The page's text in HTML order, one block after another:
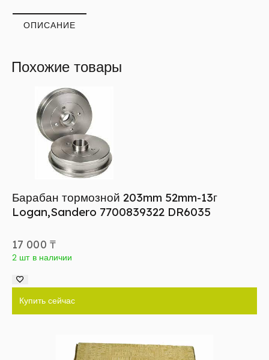
ОПИСАНИЕ
Похожие товары
Барабан тормозной 203mm 52mm-13г
Logan,Sandero 7700839322 DR6035
17 000 ₸
2 шт в наличии
Купить сейчас